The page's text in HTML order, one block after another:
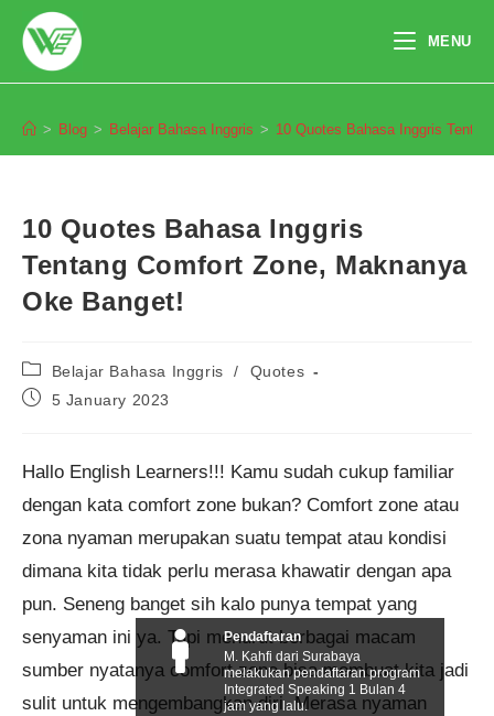
content
MENU
> Blog > Belajar Bahasa Inggris > 10 Quotes Bahasa Inggris
10 Quotes Bahasa Inggris
Tentang Comfort Zone, Maknanya
Oke Banget!
Post
category:
Belajar Bahasa Inggris /
Quotes
Post5 January 2023
Hallo English Learners!!! Kamu sudah cukup familiar
dengan kata comfort zone bukan? Comfort zone atau
zona nyaman merupakan suatu tempat atau kondisi
dimana kita tidak perlu merasa khawatir dengan apa
pun. Seneng banget sih kalo punya tempat yang
senyaman ini ya. Tapi menurut berbagai macam
sumber nyatanya comfort zone bisa membuat kita jadi
sulit untuk mengembangkan diri. Merasa nyaman
Pendaftaran
M. Kahfi dari Surabaya
melakukan pendaftaran program
Integrated Speaking 1 Bulan 4
jam yang lalu.